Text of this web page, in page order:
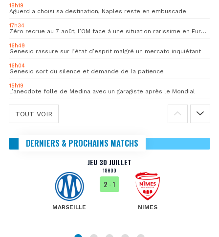
18h19
Aguerd a choisi sa destination, Naples reste en embuscade
17h34
Zéro recrue au 7 août, l’OM face à une situation rarissime en Europe
16h49
Genesio rassure sur l’état d’esprit malgré un mercato inquiétant
16h04
Genesio sort du silence et demande de la patience
15h19
L’anecdote folle de Medina avec un garagiste après le Mondial
TOUT VOIR
DERNIERS & PROCHAINS MATCHS
JEU 30 JUILLET
18H00
MARSEILLE
2 - 1
NIMES